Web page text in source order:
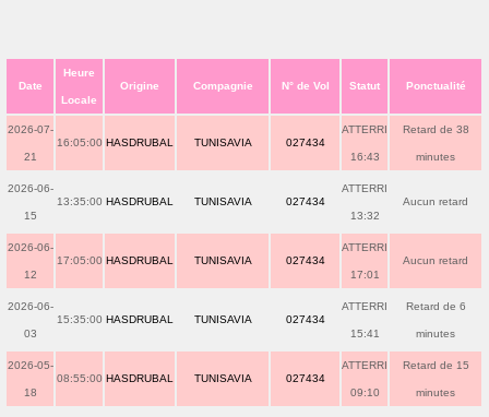
Date
Heure
Locale
Origine Compagnie N° de Vol Statut Ponctualité
2026-07-
21
16:05:00 HASDRUBAL TUNISAVIA 027434
ATTERRI
16:43
Retard de 38
minutes
2026-06-
15
13:35:00 HASDRUBAL TUNISAVIA 027434
ATTERRI
13:32
Aucun retard
2026-06-
12
17:05:00 HASDRUBAL TUNISAVIA 027434
ATTERRI
17:01
Aucun retard
2026-06-
03
15:35:00 HASDRUBAL TUNISAVIA 027434
ATTERRI
15:41
Retard de 6
minutes
2026-05-
18
08:55:00 HASDRUBAL TUNISAVIA 027434
ATTERRI
09:10
Retard de 15
minutes